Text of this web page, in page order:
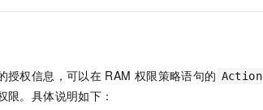
授权信息，可以在 RAM 权限策略语句的 Action
限。具体说明如下：
态的模型效果
大模型服务平台百炼-智能体
灵活可视化地构建企业级 Agent
400电话